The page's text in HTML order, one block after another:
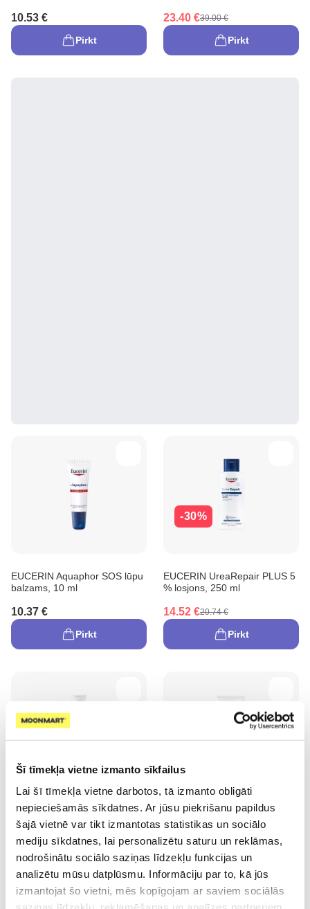
Šī tīmekļa vietne izmanto sīkfailus
Lai šī tīmekļa vietne darbotos, tā izmanto obligāti
nepieciešamās sīkdatnes. Ar jūsu piekrišanu papildus
šajā vietnē var tikt izmantotas statistikas un sociālo
mediju sīkdatnes, lai personalizētu saturu un reklāmas,
nodrošinātu sociālo saziņas līdzekļu funkcijas un
analizētu mūsu datplūsmu. Informāciju par to, kā jūs
izmantojat šo vietni, mēs kopīgojam ar saviem sociālās
10.53 €
Pirkt
23.40 €39.00 €
Pirkt
EUCERIN Aquaphor SOS lūpu
balzams, 10 ml
10.37 €
Pirkt
-30%
EUCERIN UreaRepair PLUS 5
% losjons, 250 ml
14.52 €20.74 €
Pirkt
EUCERIN Dermo Capillaire
Dry Anti-Dandruff šampūns,
250 ml
11.32 €17.42 €
EUCERIN AtopiControl
balzams, 400 ml
29.04 €
Pirkt